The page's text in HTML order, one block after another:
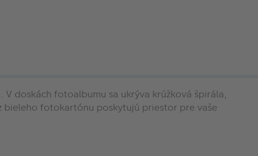
doskách fotoalbumu sa ukrýva krúžková špirála,
bieleho fotokartónu poskytujú priestor pre vaše